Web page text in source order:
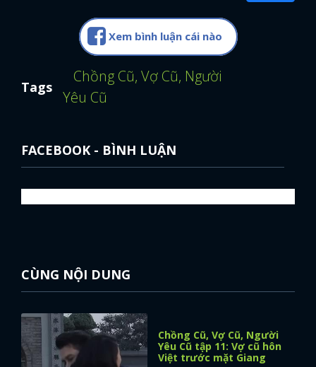
Xem bình luận cái nào
Tags
Chồng Cũ, Vợ Cũ, Người
Yêu Cũ
FACEBOOK - BÌNH LUẬN
CÙNG NỘI DUNG
Chồng Cũ, Vợ Cũ, Người
Yêu Cũ tập 11: Vợ cũ hôn
Việt trước mặt Giang